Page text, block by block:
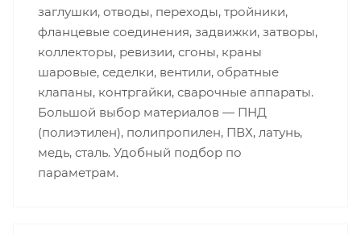
заглушки, отводы, переходы, тройники,
фланцевые соединения, задвижки, затворы,
коллекторы, ревизии, сгоны, краны
шаровые, седелки, вентили, обратные
клапаны, контргайки, сварочные аппараты.
Большой выбор материалов — ПНД
(полиэтилен), полипропилен, ПВХ, латунь,
медь, сталь. Удобный подбор по
параметрам.